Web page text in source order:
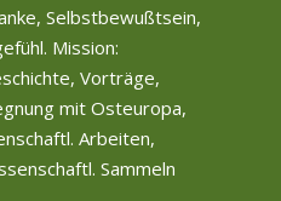
Selbstbewußtsein,
Mission:
Vorträge,
mit Osteuropa,
Arbeiten,
Sammeln